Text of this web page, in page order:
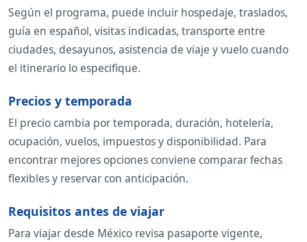
Según el programa, puede incluir hospedaje, traslados,
guía en español, visitas indicadas, transporte entre
ciudades, desayunos, asistencia de viaje y vuelo cuando
el itinerario lo especifique.
Precios y temporada
El precio cambia por temporada, duración, hotelería,
ocupación, vuelos, impuestos y disponibilidad. Para
encontrar mejores opciones conviene comparar fechas
flexibles y reservar con anticipación.
Requisitos antes de viajar
Para viajar desde México revisa pasaporte vigente,